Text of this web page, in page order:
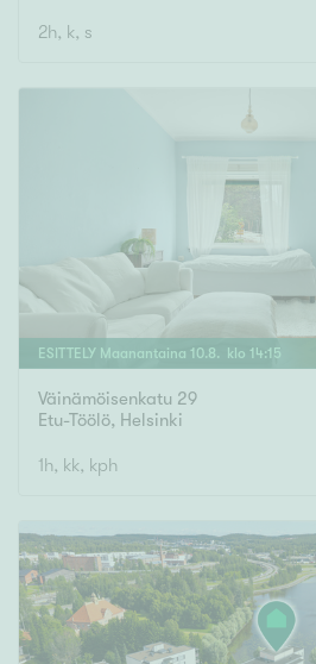
2h, k, s
ESITTELY Maanantaina 10.8. klo 14:15
Väinämöisenkatu 29
Etu-Töölö, Helsinki
1h, kk, kph